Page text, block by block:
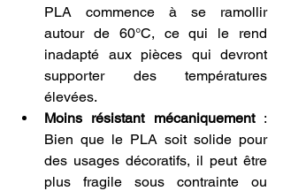
PLA commence à se ramollir
autour de 60°C, ce qui le rend
inadapté aux pièces qui devront
supporter des températures
élevées.
Moins résistant mécaniquement :
Bien que le PLA soit solide pour
des usages décoratifs, il peut être
plus fragile sous contrainte ou